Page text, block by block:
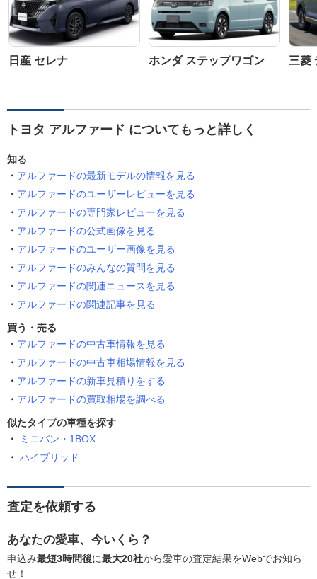
日産 セレナ ホンダ ステップワゴン 三菱
トヨタ アルファード についてもっと詳しく
知る
アルファードの最新モデルの情報を見る
アルファードのユーザーレビューを見る
アルファードの専門家レビューを見る
アルファードの公式画像を見る
アルファードのユーザー画像を見る
アルファードのみんなの質問を見る
アルファードの関連ニュースを見る
アルファードの関連記事を見る
買う・売る
アルファードの中古車情報を見る
アルファードの中古車相場情報を見る
アルファードの新車見積りをする
アルファードの買取相場を調べる
似たタイプの車種を探す
ミニバン・1BOX
ハイブリッド
査定を依頼する
あなたの愛車、今いくら？
申込み最短3時間後に最大20社から愛車の査定結果をWebでお知ら
せ！